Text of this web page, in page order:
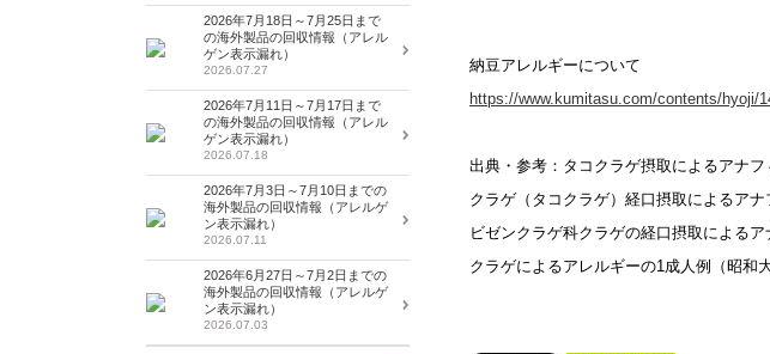
納豆アレルギーについて
https://www.kumitasu.com/contents/hyoji/
出典・参考：タコクラゲ摂取によるアナ
クラゲ（タコクラゲ）経口摂取によるア
ビゼンクラゲ科クラゲの経口摂取による
クラゲによるアレルギーの1成人例（昭和
2026年7月18日～7月25日まで
の海外製品の回収情報（アレル
ゲン表示漏れ）
2026.07.27
2026年7月11日～7月17日まで
の海外製品の回収情報（アレル
ゲン表示漏れ）
2026.07.18
2026年7月3日～7月10日までの
海外製品の回収情報（アレルゲ
ン表示漏れ）
2026.07.11
2026年6月27日～7月2日までの
海外製品の回収情報（アレルゲ
ン表示漏れ）
2026.07.03